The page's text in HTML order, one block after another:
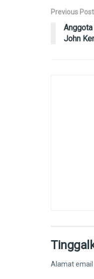
Previous Post
Anggota
John
Alamat email